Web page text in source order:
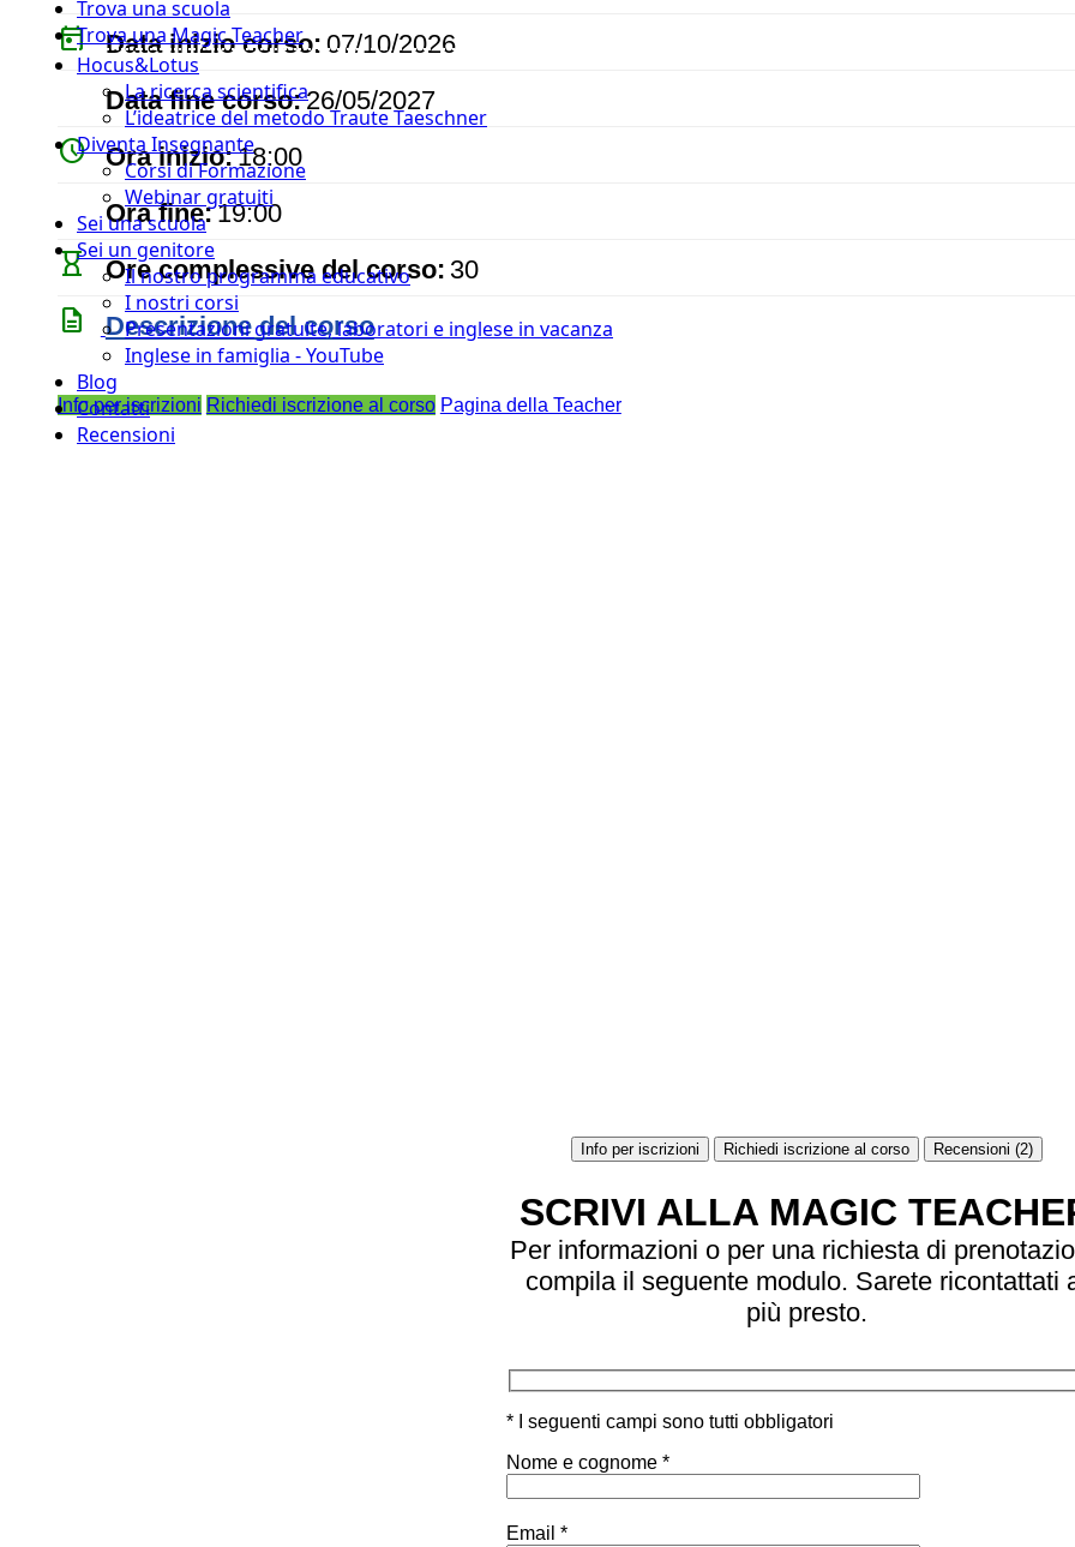
Trova una scuola
Trova una Magic Teacher
Hocus&Lotus
La ricerca scientifica
L’ideatrice del metodo Traute Taeschner
Diventa Insegnante
Corsi di Formazione
Webinar gratuiti
Sei una scuola
Sei un genitore
Il nostro programma educativo
I nostri corsi
Presentazioni gratuite, laboratori e inglese in vacanza
Inglese in famiglia - YouTube
Blog
Contatti
Recensioni
today Data inizio corso: 07/10/2026
Data fine corso:26/05/2027
watch_later Ora inizio:18:00
timer Ora fine:19:00
hourglass_empty Ore complessive del corso: 30
description Descrizione del corso
Info per iscrizioni Richiedi iscrizione al corso Pagina della Teacher
Info per iscrizioni Richiedi iscrizione al corso Recensioni (2)
SCRIVI ALLA MAGIC
Per informazioni o per una richiesta di
compila il seguente modulo. Sarete ricontattati
più presto.
* I seguenti campi sono tutti obbligatori
Nome e cognome *
Email *